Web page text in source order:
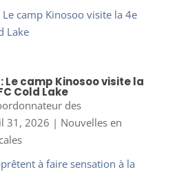
Le camp Kinosoo visite la
Cold Lake
des
31, 2026 | Nouvelles en